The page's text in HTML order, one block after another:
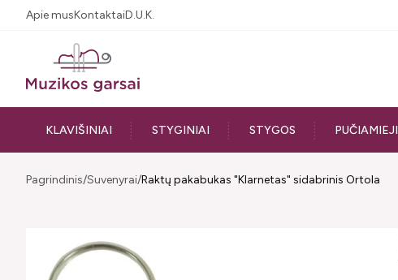
Apie musKontaktaiD.U.K.
KLAVIŠINIAI STYGINIAI STYGOS PUČIAMIEJI
Pagrindinis Suvenyrai Raktų pakabukas "Klarnetas" sidabrinis Ortola